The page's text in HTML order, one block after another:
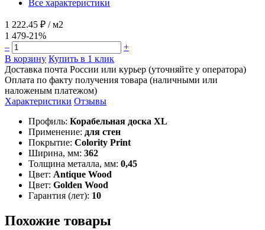
Все характеристики
1 222.45 ₽ / м2
1 479-21%
–
+
В корзину Купить в 1 клик
Доставка почта России или курьер (уточняйте у оператора)
Оплата по факту получения товара (наличными или
наложеным платежом)
Характеристики Отзывы
Профиль: Корабельная доска XL
Применение: для стен
Покрытие: Colority Print
Ширина, мм: 362
Толщина металла, мм: 0,45
Цвет: Antique Wood
Цвет: Golden Wood
Гарантия (лет): 10
Похожие товары